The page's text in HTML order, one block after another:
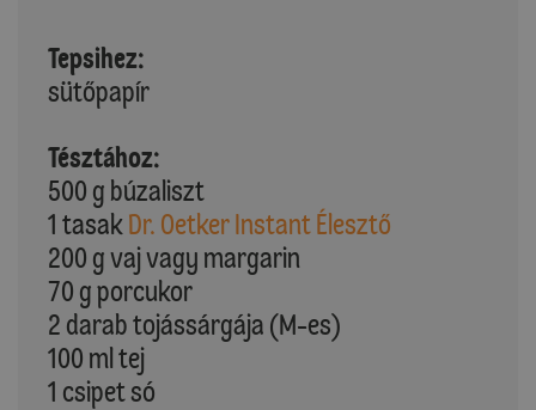
Tepsihez:
sütőpapír
Tésztához:
500 g búzaliszt
1 tasak Dr. Oetker Instant Élesztő
200 g vaj vagy margarin
70 g porcukor
2 darab tojássárgája (M-es)
100 ml tej
1 csipet só